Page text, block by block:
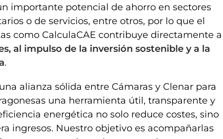
importante potencial de ahorro en sectores
o de servicios, entre otros, por lo que el
como CalculaCAE contribuye directamente a
al impulso de la inversión sostenible y a la
.
alianza sólida entre Cámaras y Clenar para
una herramienta útil, transparente y
energética no solo reduce costes, sino
ingresos. Nuestro objetivo es acompañarlas